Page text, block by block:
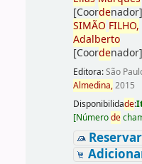
[Coordenador]
SIMÃO FILHO,
Adalberto
[Coordenador]
Editora:São
Almedina,2015
Disponibilidade:
[Númerode
Reservar